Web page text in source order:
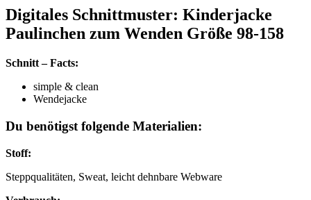
home
Menge
Digitales Schnittmuster: Kinderjacke
Paulinchen zum Wenden Größe 98-158
Schnitt – Facts:
simple & clean
Wendejacke
Du benötigst folgende Materialien:
Stoff:
Steppqualitäten, Sweat, leicht dehnbare Webware